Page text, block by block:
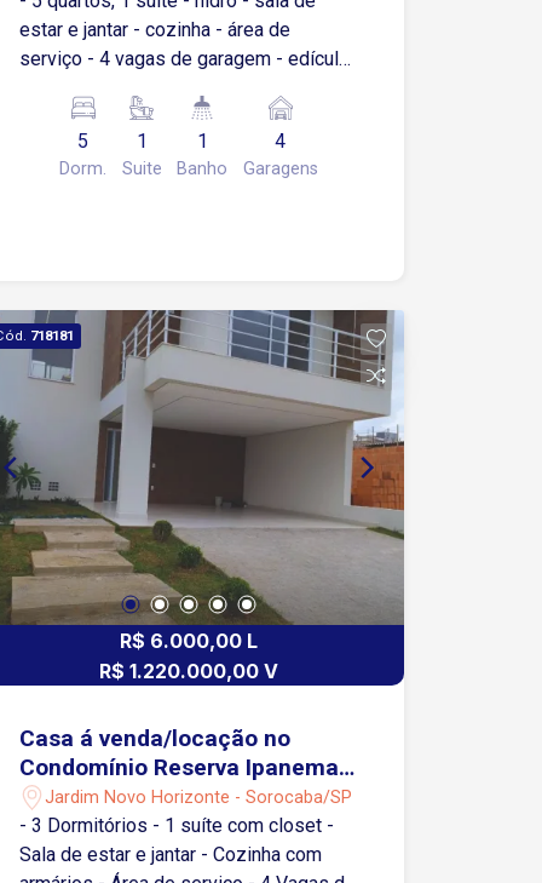
estar e jantar - cozinha - área de
serviço - 4 vagas de garagem - edícula
5
Dorm.
1
Suite
1
Banho
4
Garagens
718181
R$ 6.000,00 L
R$ 1.220.000,00 V
Casa á venda/locação no
Condomínio Reserva Ipanema -
Sorocaba/SP
Jardim Novo Horizonte - Sorocaba/SP
- 3 Dormitórios - 1 suíte com closet -
Sala de estar e jantar - Cozinha com